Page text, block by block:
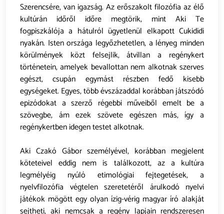
Szerencsére, van igazság. Az erőszakolt filozófia az élő
kultúrán időről időre megtörik, mint Aki Te
fogpiszkálója a hátulról ügyetlenül elkapott Cukididi
nyakán. Isten országa legyőzhetetlen, a lényeg minden
körülmények közt felsejlik, átvillan a regénykert
történetein, amelyek bevallottan nem alkotnak szerves
egészt, csupán egymást részben fedő kisebb
egységeket. Egyes, több évszázaddal korábban játszódó
epizódokat a szerző régebbi műveiből emelt be a
szövegbe, ám ezek szövete egészen más, így a
regénykertben idegen testet alkotnak.
Aki Czakó Gábor személyével, korábban megjelent
köteteivel eddig nem is találkozott, az a kultúra
legmélyéig nyúló etimológiai fejtegetések, a
nyelvfilozófia végtelen szeretetéről árulkodó nyelvi
játékok mögött egy olyan ízig-vérig magyar író alakját
sejtheti, aki nemcsak a regény lapjain rendszeresen